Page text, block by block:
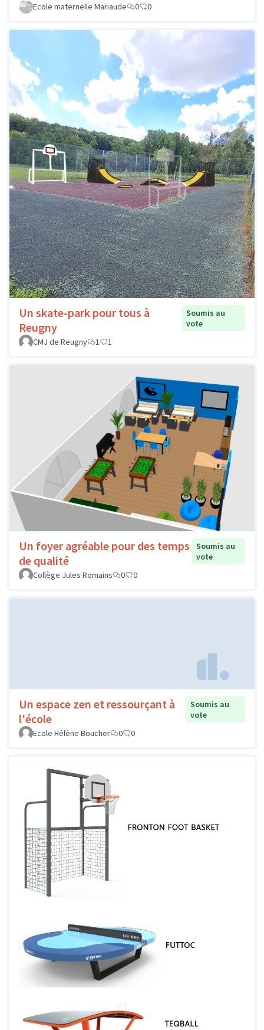
Ecole maternelle Mariaude
0 0
Un skate-park pour tous à
Reugny
Soumis au
vote
CMJ de Reugny
1 1
Un foyer agréable pour des temps
de qualité
Soumis au
vote
Collège Jules Romains
0 0
Un espace zen et ressourçant à
l'école
Soumis au
vote
Ecole Hélène Boucher
0 0